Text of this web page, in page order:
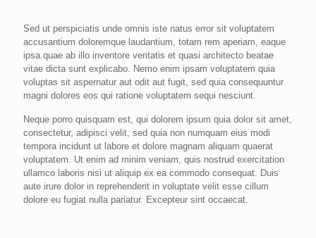
Sed ut perspiciatis unde omnis iste natus error sit voluptatem
accusantium doloremque laudantium, totam rem aperiam, eaque
ipsa quae ab illo inventore veritatis et quasi architecto beatae
vitae dicta sunt explicabo. Nemo enim ipsam voluptatem quia
voluptas sit aspernatur aut odit aut fugit, sed quia consequuntur
magni dolores eos qui ratione voluptatem sequi nesciunt.
Neque porro quisquam est, qui dolorem ipsum quia dolor sit amet,
consectetur, adipisci velit, sed quia non numquam eius modi
tempora incidunt ut labore et dolore magnam aliquam quaerat
voluptatem. Ut enim ad minim veniam, quis nostrud exercitation
ullamco laboris nisi ut aliquip ex ea commodo consequat. Duis
aute irure dolor in reprehenderit in voluptate velit esse cillum
dolore eu fugiat nulla pariatur. Excepteur sint occaecat.